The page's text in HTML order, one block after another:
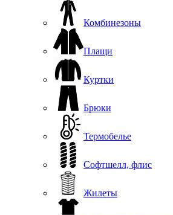
Комбинезоны
Плащи
Куртки
Брюки
Термобелье
Софтшелл, флис
Жилеты